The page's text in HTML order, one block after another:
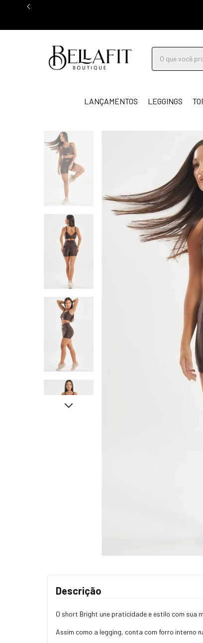
LANÇAMENTOS LEGGINGS
Descrição
O short Bright une praticidade e estilo com sua
Assim como a legging, conta com forro interno